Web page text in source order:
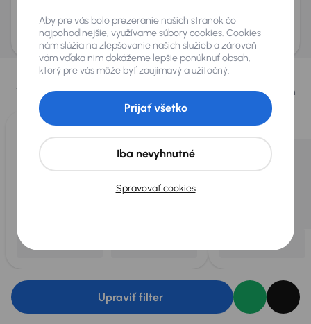
AURES Holdings a.s., so sídlom Dopravákov 874/15, Čimice, 184 00 Praha 8 bude
uchovávať a spracovávať vaše osobné údaje v súlade so zásadami ochrany a
spracovania osobných údajov.
Vybrali sme pre vás
Vyberáme pre vás tienajlepšie vozidláz našej ponuky. Každý deň
pre vás vykúpimeaž 400 vozidiel
Upraviť filter
Aby pre vás bolo prezeranie našich stránok čo
najpohodlnejšie, využívame súbory cookies. Cookies
nám slúžia na zlepšovanie našich služieb a zároveň
vám vďaka nim dokážeme lepšie ponúknuť obsah,
ktorý pre vás môže byť zaujímavý a užitočný.
Spravovať cookies
Iba nevyhnutné
Prijať všetko